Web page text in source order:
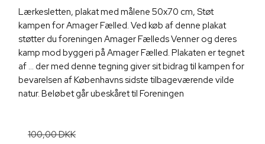
Lærkesletten, plakat med målene 50x70 cm, Støt
kampen for Amager Fælled. Ved køb af denne plakat
støtter du foreningen Amager Fælleds Venner og deres
kamp mod byggeri på Amager Fælled. Plakaten er tegnet
af ... der med denne tegning giver sit bidrag til kampen for
bevarelsen af Københavns sidste tilbageværende vilde
natur. Beløbet går ubeskåret til Foreningen
100,00 DKK